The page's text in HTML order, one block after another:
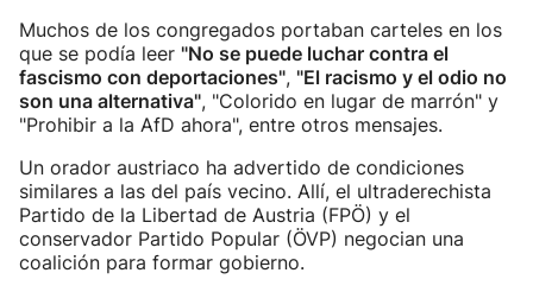
Muchos de los congregados portaban carteles en los
que se podía leer "No se puede luchar contra el
fascismo con deportaciones", "El racismo y el odio no
son una alternativa", "Colorido en lugar de marrón" y
"Prohibir a la AfD ahora", entre otros mensajes.
Un orador austriaco ha advertido de condiciones
similares a las del país vecino. Allí, el ultraderechista
Partido de la Libertad de Austria (FPÖ) y el
conservador Partido Popular (ÖVP) negocian una
coalición para formar gobierno.